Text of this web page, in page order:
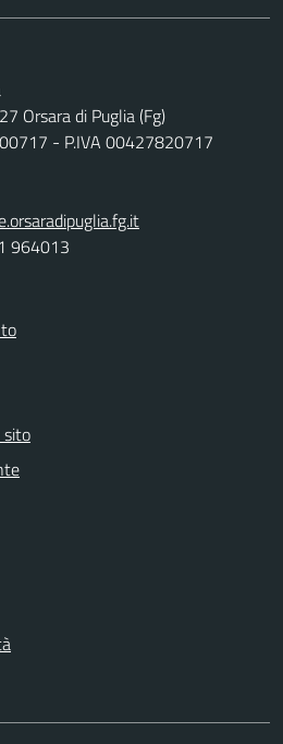
Orsara di Puglia (Fg)
- P.IVA 00427820717
964013
sito